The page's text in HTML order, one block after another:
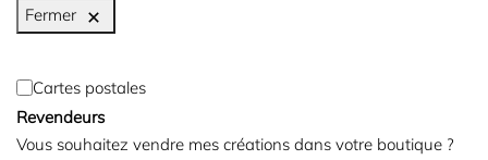
Fermer
Cartes postales
Revendeurs
Vous souhaitez vendre mes créations dans votre boutique ?